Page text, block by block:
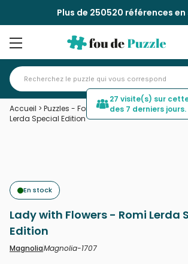
Plus de 250520 références
Accueil > Puzzles - Forêts, Fleurs et Jardins>Lady
Lerda Special Edition
En stock
Lady with Flowers - Romi Lerda
Edition
MagnoliaMagnolia-1707
27 visite(s) sur
des 7 derniers jours.